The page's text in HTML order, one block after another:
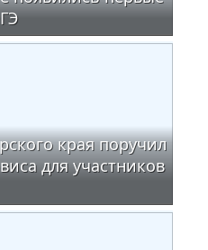
края поручил
для участников